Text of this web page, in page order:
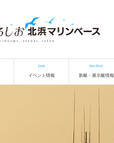
Event
イベント情報
New Boat
新艇・展示艇情報